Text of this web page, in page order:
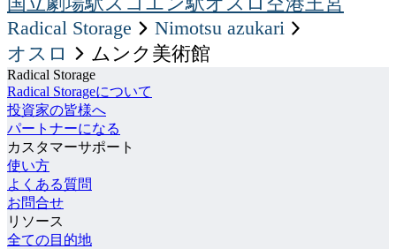
Radical Storage
nimotsu azukari
オスロ
ムンク美術館
Radical Storage
Radical Storageについて
投資家の皆様へ
パートナーになる
カスタマーサポート
使い方
よくある質問
お問合せ
リソース
全ての目的地